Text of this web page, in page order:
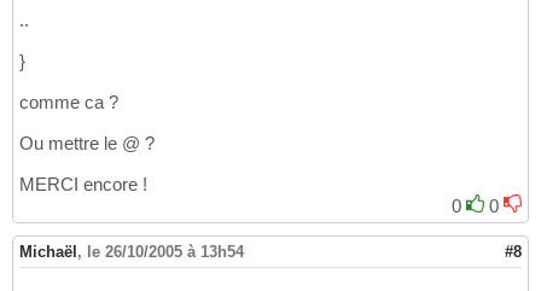
..
}
comme ca ?
Ou mettre le @ ?
MERCI encore !
0
0
Michaël , le 26/10/2005 à 13h54 #8